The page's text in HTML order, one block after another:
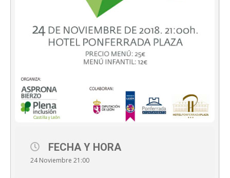
FECHA Y HORA
24 Noviembre 21:00